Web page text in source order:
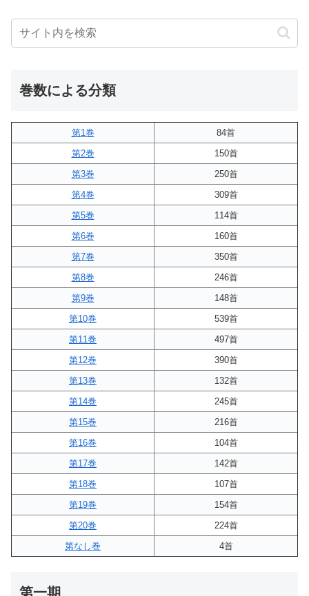
巻数による分類
第1巻
84首
第2巻
150首
第3巻
250首
第4巻
309首
第5巻
114首
第6巻
160首
第7巻
350首
第8巻
246首
第9巻
148首
第10巻
539首
第11巻
497首
第12巻
390首
第13巻
132首
第14巻
245首
第15巻
216首
第16巻
104首
第17巻
142首
第18巻
107首
第19巻
154首
第20巻
224首
第なし巻
4首
第一期